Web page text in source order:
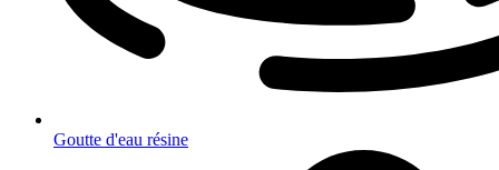
Goutte d'eau résine